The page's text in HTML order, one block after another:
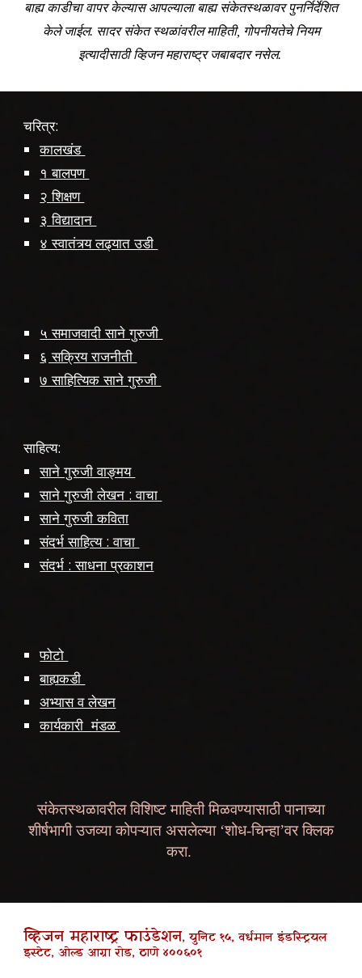
बाह्य काडीचा वापर केल्यास आपल्याला बाह्य संकेतस्थळावर पुनर्निर्देशित
केले जाईल. सादर संकेत स्थळांवरील माहिती, गोपनीयतेचे नियम
इत्यादीसाठी व्हिजन महाराष्ट्र जबाबदार नसेल.
चरित्र:
कालखंड
१ बालपण
२ शिक्षण
३ विद्यादान
४ स्वातंत्र्य लढ्यात उडी
५ समाजवादी साने गुरुजी
६ सक्रिय राजनीती
७ साहित्यिक साने गुरुजी
साहित्य:
साने गुरुजी वाङ्मय
साने गुरुजी लेखन : वाचा
साने गुरुजी कविता
संदर्भ साहित्य : वाचा
संदर्भ : साधना प्रकाशन
फोटो
बाह्यकडी
अभ्यास व लेखन
कार्यकारी मंडळ
संकेतस्थळावरील विशिष्ट माहिती मिळवण्यासाठी पानाच्या
शीर्षभागी उजव्या कोपऱ्यात असलेल्या ‘शोध-चिन्हा’वर क्लिक
करा.
व्हिजन महाराष्ट्र फाउंडेशन, युनिट १५, वर्धमान इंडस्ट्रियल
इस्टेट, ओल्ड आग्रा रोड, ठाणे ४००६०१